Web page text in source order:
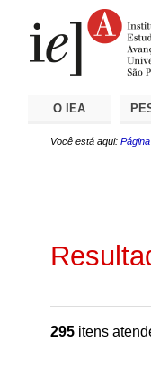
O IEA
Você está aqui:
295 itens